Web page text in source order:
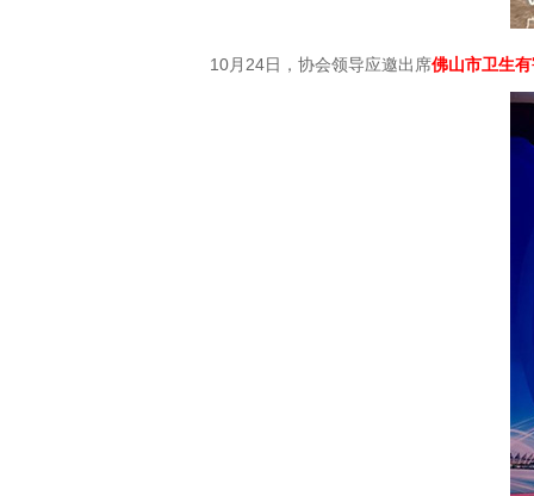
10月24日，协会领导应邀出席佛山市卫生